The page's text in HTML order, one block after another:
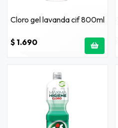
Cloro gel lavanda cif 800ml
$ 1.690